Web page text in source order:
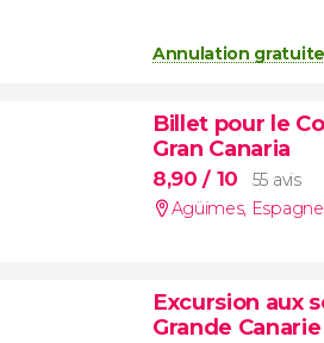
Annulation gratuite
Billet pour le
Gran Canaria
8,90/ 10
55 avis
Agüimes, Espagne
Excursion aux
Grande Canarie